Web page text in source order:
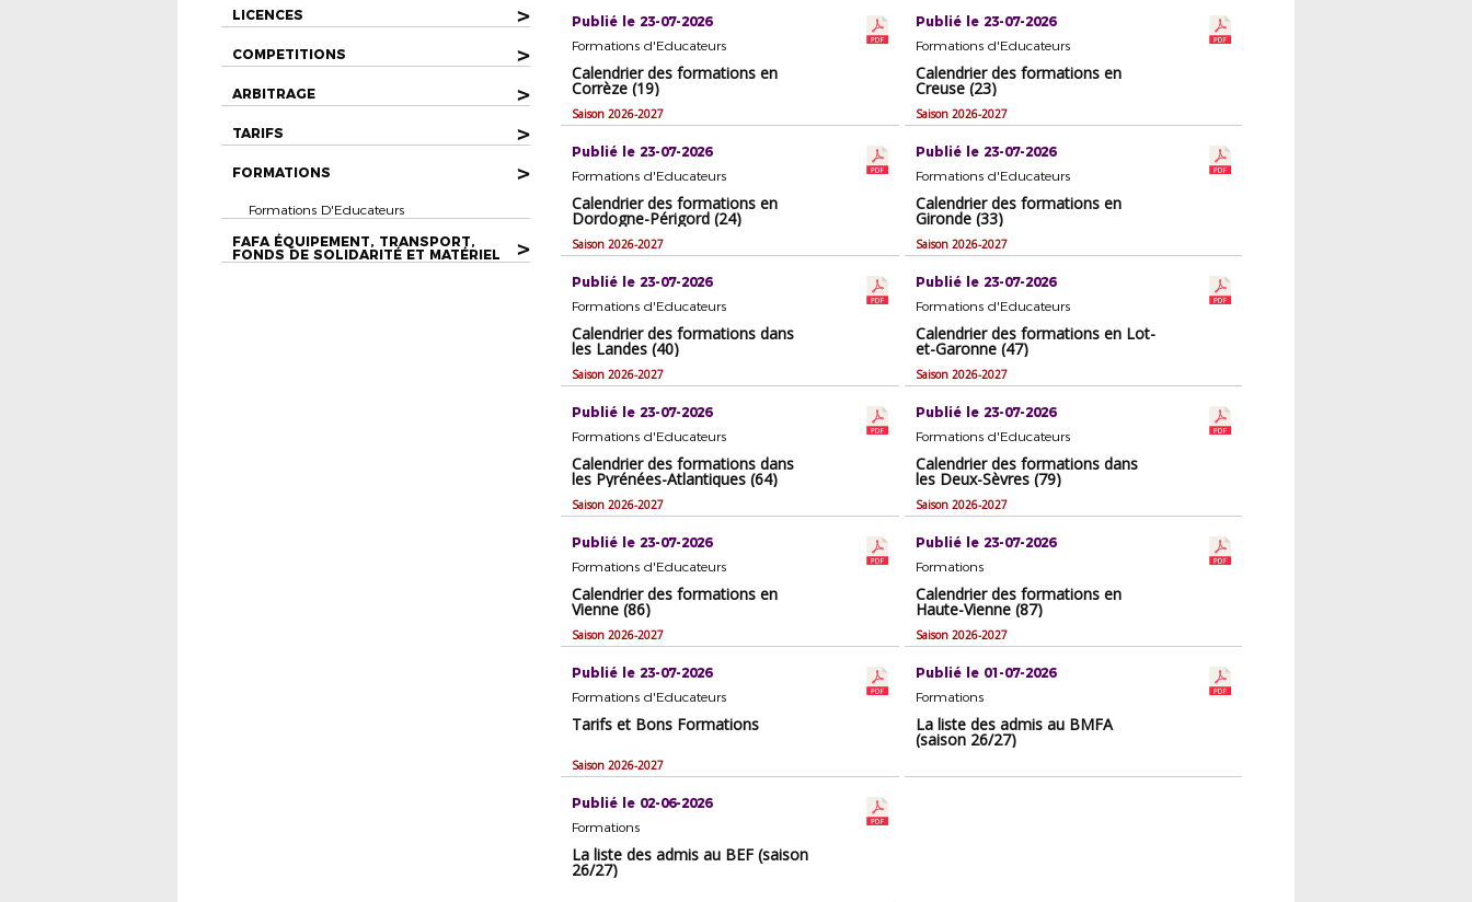
LICENCES >
COMPETITIONS >
ARBITRAGE >
TARIFS >
FORMATIONS >
Formations D'Educateurs
FAFA ÉQUIPEMENT, TRANSPORT,
FONDS DE SOLIDARITÉ ET MATÉRIEL
>
Publié le 23-07-2026
Formations d'Educateurs
Calendrier des formations en
Corrèze (19)
Saison 2026-2027
Publié le 23-07-2026
Formations d'Educateurs
Calendrier des formations en
Creuse (23)
Saison 2026-2027
Publié le 23-07-2026
Formations d'Educateurs
Calendrier des formations en
Dordogne-Périgord (24)
Saison 2026-2027
Publié le 23-07-2026
Formations d'Educateurs
Calendrier des formations en
Gironde (33)
Saison 2026-2027
Publié le 23-07-2026
Formations d'Educateurs
Calendrier des formations dans
les Landes (40)
Saison 2026-2027
Publié le 23-07-2026
Formations d'Educateurs
Calendrier des formations en Lot-
et-Garonne (47)
Saison 2026-2027
Publié le 23-07-2026
Formations d'Educateurs
Calendrier des formations dans
les Pyrénées-Atlantiques (64)
Saison 2026-2027
Publié le 23-07-2026
Formations d'Educateurs
Calendrier des formations dans
les Deux-Sèvres (79)
Saison 2026-2027
Publié le 23-07-2026
Formations d'Educateurs
Calendrier des formations en
Vienne (86)
Saison 2026-2027
Publié le 23-07-2026
Formations
Calendrier des formations en
Haute-Vienne (87)
Saison 2026-2027
Publié le 23-07-2026
Formations d'Educateurs
Tarifs et Bons Formations
Saison 2026-2027
Publié le 01-07-2026
Formations
La liste des admis au BMFA
(saison 26/27)
Publié le 02-06-2026
Formations
La liste des admis au BEF (saison
26/27)